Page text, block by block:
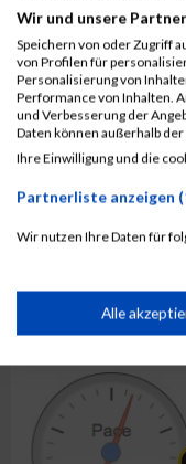
1203
Claudia
1206
Ki-Wha
1168
Amir
Rang:259.
Kontaktformular /
zur
Wir und unsere
Speichern von oder Zugriff
von Profilen für
Personalisierung von
Performance von Inhalten.
und Verbesserung der
Daten können außerhalb
Ihre Einwilligung und die
Partnerliste anzeigen
Wir nutzen Ihre Daten für
Speichern von
Verwendung
Erstellung von
Alle